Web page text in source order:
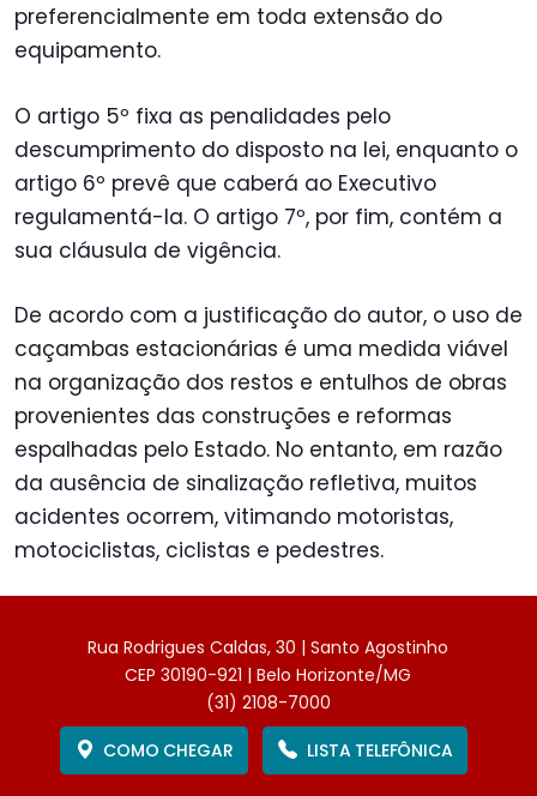
preferencialmente em toda extensão do
equipamento.
O artigo 5º fixa as penalidades pelo
descumprimento do disposto na lei, enquanto o
artigo 6º prevê que caberá ao Executivo
regulamentá-la. O artigo 7º, por fim, contém a
sua cláusula de vigência.
De acordo com a justificação do autor, o uso de
caçambas estacionárias é uma medida viável
na organização dos restos e entulhos de obras
provenientes das construções e reformas
espalhadas pelo Estado. No entanto, em razão
da ausência de sinalização refletiva, muitos
acidentes ocorrem, vitimando motoristas,
motociclistas, ciclistas e pedestres.
Rua Rodrigues Caldas, 30 | Santo Agostinho
CEP 30190-921 | Belo Horizonte/MG
(31) 2108-7000
COMO CHEGAR
LISTA TELEFÔNICA